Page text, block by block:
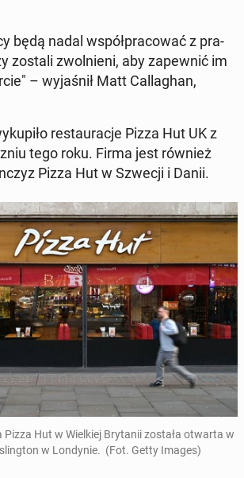
będą nadal współ­pra­co­wać z pra­
zostali zwol­nie­ni, aby za­pew­nić im
– wy­ja­śnił Matt Cal­la­ghan,
re­stau­ra­cje Pizza Hut UK z
tego roku. Firma jest również
Pizza Hut w Szwecji i Danii.
Hut w Wiel­kiej Bry­ta­nii została otwarta w
w Lon­dy­nie. (Fot. Getty Images)